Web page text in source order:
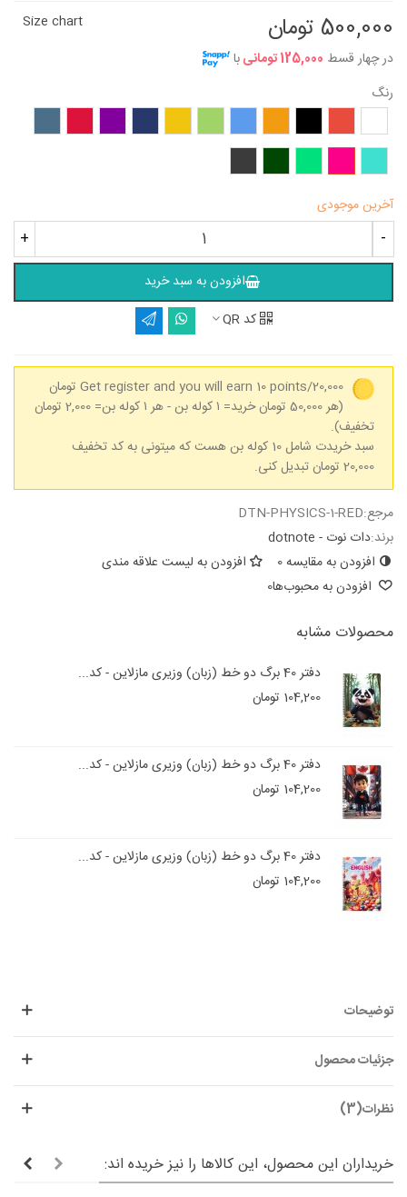
500,000 تومان
در چهار قسط 125,000 تومانی با
Size chart
رنگ
نفتی
روشن
تیره
آخرین موجودی
-
+
افزودن به سبد خرید
کد QR
Get register and you will earn 10 points/20,000 تومان
(هر 50,000 تومان خرید= ۱ کوله بن - هر ۱ کوله بن= 2,000 تومان
تخفیف).
سبد خریدت شامل 10 کوله بن هست که میتونی به کد تخفیف
20,000 تومان تبدیل کنی.
مرجع:DTN-PHYSICS-1-RED
برند:دات نوت - dotnote
افزودن به مقایسه0
افزودن به لیست علاقه مندی
افزودن به محبوب‌ها0
محصولات مشابه
دفتر 40 برگ دو خط (زبان) وزیری مازلاین - کد...
104,200 تومان
دفتر 40 برگ دو خط (زبان) وزیری مازلاین - کد...
104,200 تومان
دفتر 40 برگ دو خط (زبان) وزیری مازلاین - کد...
104,200 تومان
توضیحات
جزئیات محصول
نظرات(3)
خریداران این محصول، این کالاها را نیز خریده اند: